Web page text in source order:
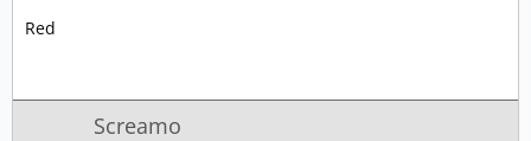
Red
Screamo